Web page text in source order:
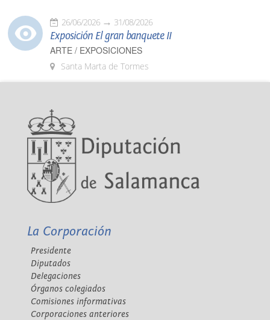
26/06/2026 31/08/2026
Exposición El gran banquete II
ARTE / EXPOSICIONES
Santa Marta de Tormes
La Corporación
Presidente
Diputados
Delegaciones
Órganos colegiados
Comisiones informativas
Corporaciones anteriores